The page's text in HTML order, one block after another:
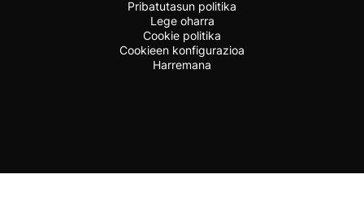
Pribatutasun politika
Lege oharra
Cookie politika
Cookieen konfigurazioa
Harremana